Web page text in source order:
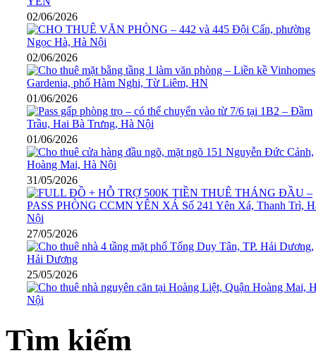
02/06/2026
02/06/2026
01/06/2026
01/06/2026
31/05/2026
27/05/2026
25/05/2026
Tìm kiếm